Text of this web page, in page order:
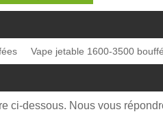
Vape jetable 1600-3500
ci-dessous. Nous vous